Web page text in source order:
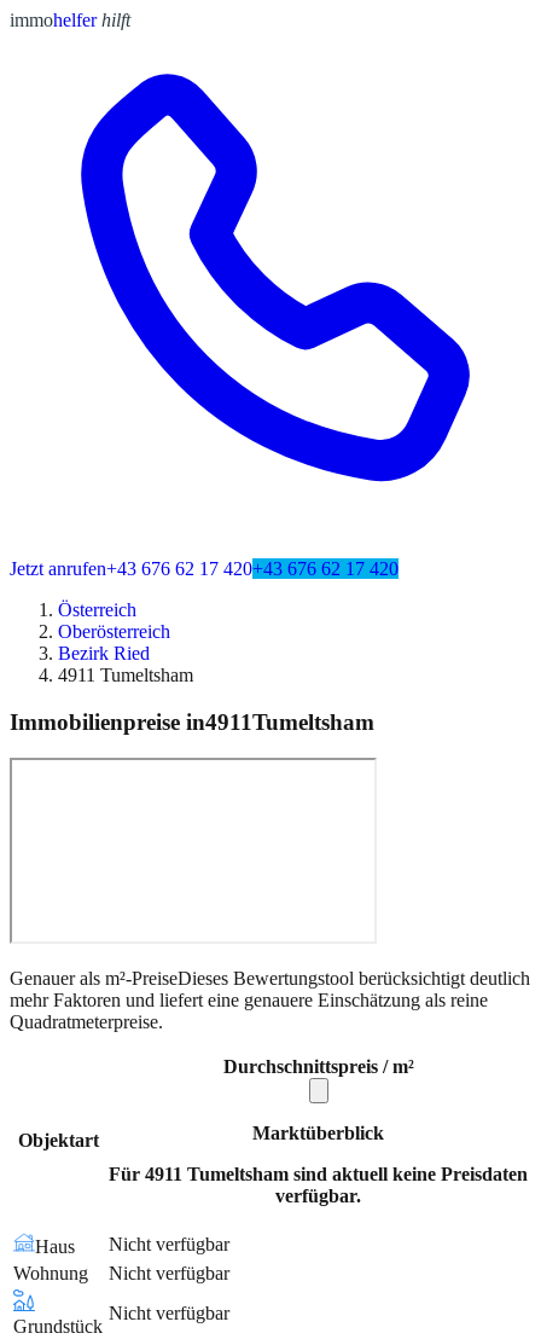
immohelfer hilft
Jetzt anrufen+43 676 62 17 420+43 676 62 17 420
Österreich
Oberösterreich
Bezirk Ried
4911 Tumeltsham
Immobilienpreise in4911Tumeltsham
Genauer als m²-PreiseDieses Bewertungstool berücksichtigt deutlich
mehr Faktoren und liefert eine genauere Einschätzung als reine
Quadratmeterpreise.
Objektart
Durchschnittspreis / m²
Marktüberblick
Für 4911 Tumeltsham sind aktuell keine Preisdaten
verfügbar.
Haus
Nicht verfügbar
Wohnung
Nicht verfügbar
Grundstück
Nicht verfügbar